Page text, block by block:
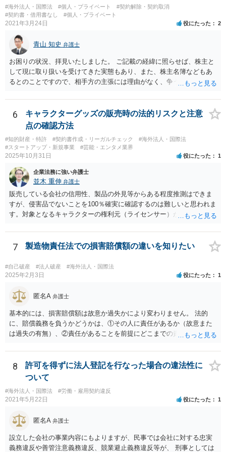
#海外法人・国際法 #個人・プライベート
#契約解除・契約取消
#契約書・借用書なし
#個人・プライベート
2021年3月24日 役にたった 2
青山 知史 弁護士
お困りの状況、拝見いたしました。 ご記載の経緯に照らせば、株主と
して現に取り扱いを受けてきた実態もあり、また、株主名簿などもあ
るとのことですので、相手方の主張には理由がなく、争う余地はある
主手の地位確認請求を訴訟などで実施し、正式に権利関係を明らかに
することも考えられます。 また、仮に株式の割り当てがなされていな
いとのことであれば、出資契約の前提が果たされていないことになり
ますので、債務不履行を理由に契約を解除し、100万円の返金を要求す
ることも考えられるかと思慮いたします。 この他、持ち株比率などに
もよりますが、過半数を確保できるのであれば、相手方の解任請求を
たします。 いずれの手段をとるとしても、当時のやり取りや契約内
容、相手方の主張内容などによっても、とるべき手段が異なってきま
すので、本格的に争うことをお考えであれば、関連資料をお持ちのう
え、個別に弁護士にご相談をし、対策を立てていくべきと思慮いたし
ます。
6
キャラクターグッズの販売時の法的リスクと注意
点の確認方法
#知的財産・特許 #契約書作成・リーガルチェック
#海外法人・国際法
#スタートアップ・新規事業
#芸能・エンタメ業界
2025年10月31日 役にたった 1
企業法務に強い弁護士
並木 重伸 弁護士
販売している会社の信用性、製品の外見等からある程度推測はできま
すが、侵害品でないことを100％確実に確認するのは難しいと思われま
す。対象となるキャラクターの権利元（ライセンサー）がわかるので
頼し絵を作ってもらいそれを元に工場へ作成依頼などした場合」につ
いては、作ってもらった絵がオリジナルのものであれば問題はありま
存のキャラクターやそれに類似するものであれば、その権利元から許
諾を受けない限り著作権侵害となる可能性が高いです。
7 製造物責任法での損害賠償額の違いを知りたい
#自己破産 #法人破産 #海外法人・国際法
2025年2月3日 役にたった 1
匿名A 弁護士
基本的には、損害賠償額は故意か過失かにより変わりません。 法的
に、賠償義務を負うかどうかは、①その人に責任があるか（故意また
は過失の有無）、②責任があることを前提にどこまでの責任を負うべ
（厳密には、②の話の中で責任の範囲を問う過程で主観面も見るする
ので事案次第ではありますが。）。 また、海外での損害の発生の場合
には、まずどの法を適用するのかの問題があるので、どの国の損害で
ので、事案聞かないことにはなんともといったところです。
8
許可を得ずに法人登記を行なった場合の違法性に
ついて
#海外法人・国際法 #労働・雇用契約違反
2021年5月22日 役にたった 1
匿名A 弁護士
設立した会社の事業内容にもよりますが、民事では会社に対する忠実
義務違反や善管注意義務違反、競業避止義務違反等が、 刑事としては